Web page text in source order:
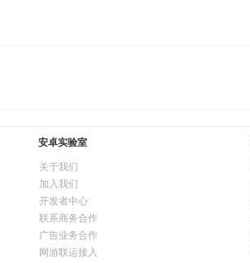
安卓实验室
关于我们
加入我们
开发者中心
联系商务合作
广告业务合作
网游联运接入